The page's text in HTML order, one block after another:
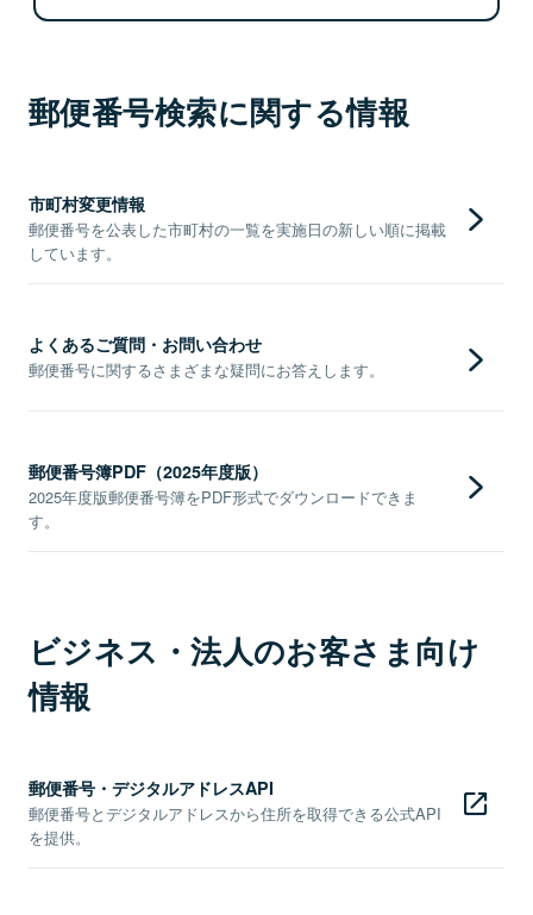
郵便番号検索に関する情報
市町村変更情報
郵便番号を公表した市町村の一覧を実施日の新しい順に掲載
しています。
よくあるご質問・お問い合わせ
郵便番号に関するさまざまな疑問にお答えします。
郵便番号簿PDF（2025年度版）
2025年度版郵便番号簿をPDF形式でダウンロードできま
す。
ビジネス・法人のお客さま向け
情報
郵便番号・デジタルアドレスAPI
郵便番号とデジタルアドレスから住所を取得できる公式API
を提供。